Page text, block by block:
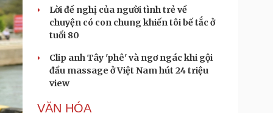
Lời đề nghị của người tình trẻ về
chuyện có con chung khiến tôi bế tắc ở
tuổi 80
Clip anh Tây 'phê' và ngơ ngác khi gội
đầu massage ở Việt Nam hút 24 triệu
view
VĂN HÓA